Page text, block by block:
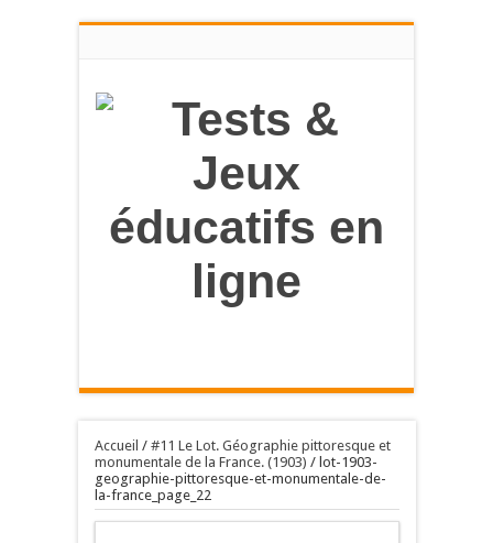
Accueil / #11 Le Lot. Géographie pittoresque et
monumentale de la France. (1903) / lot-1903-
geographie-pittoresque-et-monumentale-de-
la-france_page_22